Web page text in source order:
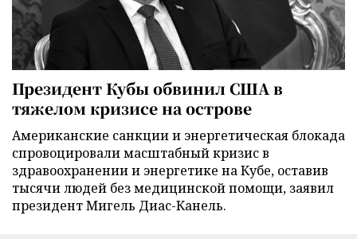
Президент Кубы обвинил США в
тяжелом кризисе на острове
Американские санкции и энергетическая блокада
спровоцировали масштабный кризис в
здравоохранении и энергетике на Кубе, оставив
тысячи людей без медицинской помощи, заявил
президент Мигель Диас-Канель.